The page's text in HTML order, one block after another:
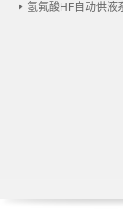
氢氟酸HF自动供液